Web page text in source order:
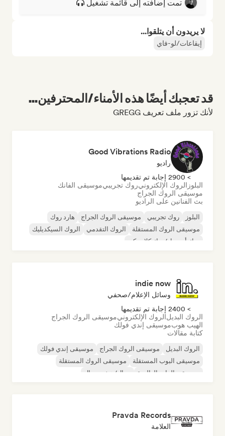
تمت إضافته إلى قائمة تشغيل
لا يريدون أن يتلقوا...
إيقاعات/لو-فاي
قد تعجبك أيضًا هذه الأمناء/المحترفين...
لأنك تزور ملف تعريف GREGG
Good Vibrations Radio
راديو
> 2900 إجابة تم تقديمها
البلوز الروك الإلكترونيروك تجريبيموسيقى الفانك
موسيقى الروك الجراج
بث الفنانين على الراديو
البلوز روك تجريبي موسيقى الروك الجراج
هارد روك
موسيقى الروك المستقلة
الروك التقدمي
الروك السيكديليك
روك أند رول/روك كلاسيكي
indie now
وسائل الإعلام/صحفي
> 2400 إجابة تم تقديمها
الروك البديلالروك الإلكترونيموسيقى الروك الجراج
الهيب هوبموسيقى إندي فولك
كتابة مقالات
الروك البديل موسيقى الروك الجراج
موسيقى إندي فولك
موسيقى البوب المستقلة
موسيقى الروك المستقلة
موسيقى الراب العالمية
ميتال/هيفي ميتال
Pravda Records
العلامة